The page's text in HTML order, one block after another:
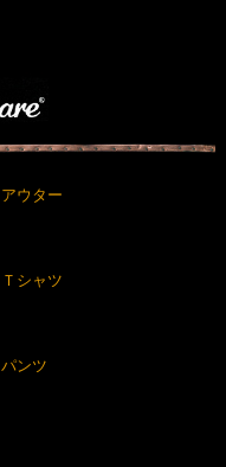
アウター
Ｔシャツ
パンツ